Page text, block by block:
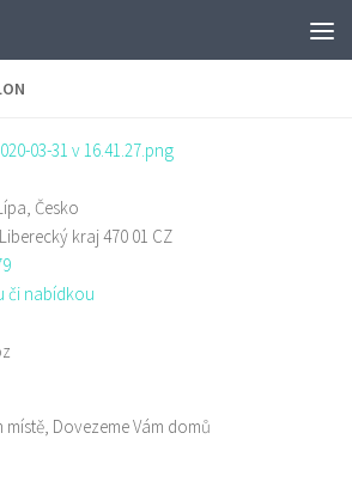
Česko
Liberecký kraj470 01 CZ
či nabídkou
Dovezeme Vám domů